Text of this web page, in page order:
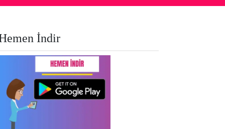
İndir